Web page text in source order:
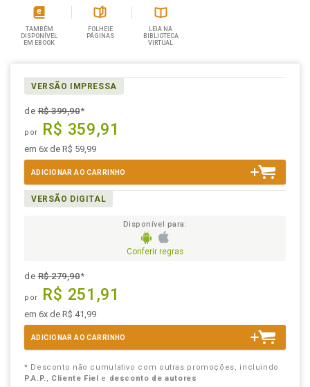
TAMBÉM
DISPONÍVEL
EM EBOOK
FOLHEIE
PÁGINAS
LEIA NA
BIBLIOTECA
VIRTUAL
VERSÃO IMPRESSA
deR$ 399,90*
por R$ 359,91
em 6x de R$ 59,99
ADICIONAR AO CARRINHO
VERSÃO DIGITAL
Disponível para:
Conferir regras
deR$ 279,90*
por R$ 251,91
em 6x de R$ 41,99
ADICIONAR AO CARRINHO
* Desconto não cumulativo com outras promoções, incluindo
P.A.P., Cliente Fiel e desconto de autores